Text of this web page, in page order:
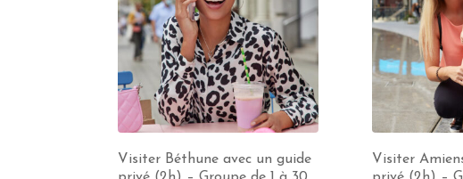
Visiter Béthune avec un guide
Visiter